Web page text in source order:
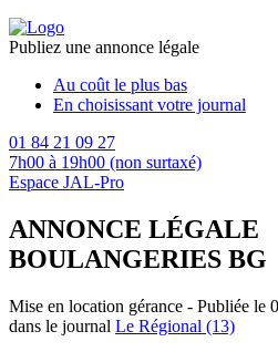
Publiez une annonce légale
Au coût le plus bas
En choisissant votre journal
01 84 21 09 27
7h00 à 19h00 (non surtaxé)
Espace JAL-Pro
ANNONCE LÉGALE
BOULANGERIES BG
Mise en location gérance - Publiée le
dans le journal Le Régional (13)